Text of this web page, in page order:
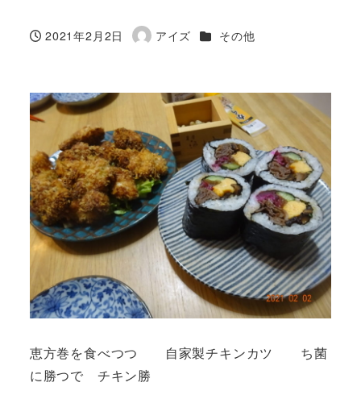
投稿日
2021年2月2日
著
アイズ カテゴリー
その他
恵方巻を食べつつ 自家製チキンカツ ち菌
に勝つで チキン勝